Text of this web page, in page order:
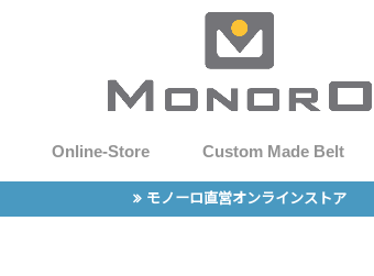
Online-Store Custom Made Belt
モノーロ直営オンラインストア